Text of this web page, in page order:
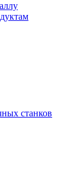
станков